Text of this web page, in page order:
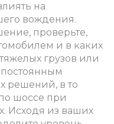
на
вождения.
проверьте,
и в каких
грузов или
решений, в то
шоссе при
Исходя из ваших